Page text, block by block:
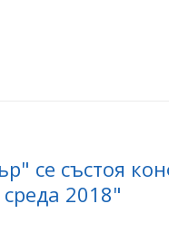
се състоя
2018"